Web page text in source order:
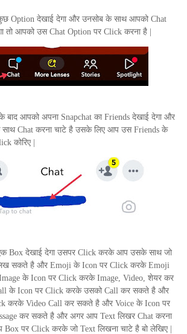
Option देखाई देगा और उनसोब के साथ आपको Chat
तो आपको उस Chat Option पर Click करना है |
बाद आपको अपना Snapchat का Friends देखाई देगा और
साथ Chat करना चाटे है उसके लिए आप उस Friends के
कोरिए |
Box देखाई देगा उसपर Click करके आप उसके साथ जो
सकते है और Emoji के Icon पर Click करके Emoji
के Icon पर Click करके Image, Video, शेयर कर
के Icon पर Click करके उसको Call कर सकते है और
करके Video Call कर सकते है और Voice के Icon पर
कर सकते है और अगर आप Text लिखर Chat करना
Box पर Click करके जो Text लिखना चाटे है बो लेखिए |